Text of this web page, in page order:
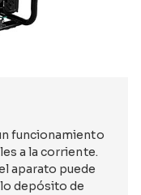
funcionamiento
a la corriente.
aparato puede
depósito de